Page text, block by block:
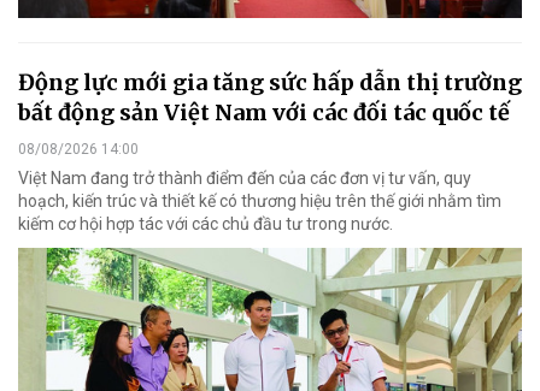
Động lực mới gia tăng sức hấp dẫn thị trường
bất động sản Việt Nam với các đối tác quốc tế
08/08/2026 14:00
Việt Nam đang trở thành điểm đến của các đơn vị tư vấn, quy
hoạch, kiến trúc và thiết kế có thương hiệu trên thế giới nhằm tìm
kiếm cơ hội hợp tác với các chủ đầu tư trong nước.